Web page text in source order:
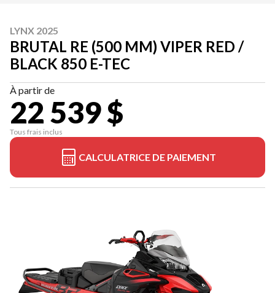
LYNX 2025
BRUTAL RE (500 MM) VIPER RED /
BLACK 850 E-TEC
À partir de
22 539 $
Tous frais inclus
CALCULATRICE DE PAIEMENT